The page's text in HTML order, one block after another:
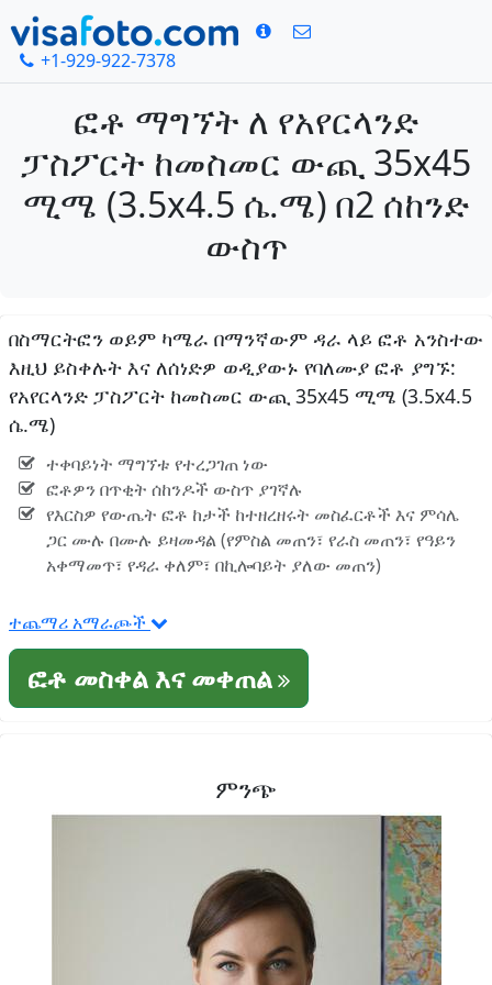
+1-929-922-7378
ፎቶ ማግኘት ለ የአየርላንድ
ፓስፖርት ከመስመር ውጪ 35x45
ሚሜ (3.5x4.5 ሴ.ሜ) በ2 ሰከንድ
ውስጥ
በስማርትፎን ወይም ካሜራ በማንኛውም ዳራ ላይ ፎቶ አንስተው
እዚህ ይስቀሉት እና ለሰነድዎ ወዲያውኑ የባለሙያ ፎቶ ያግኙ:
የአየርላንድ ፓስፖርት ከመስመር ውጪ 35x45 ሚሜ (3.5x4.5
ሴ.ሜ)
ተቀባይነት ማግኘቱ የተረጋገጠ ነው
ፎቶዎን በጥቂት ሰከንዶች ውስጥ ያገኛሉ
የእርስዎ የውጤት ፎቶ ከታች ከተዘረዘሩት መስፈርቶች እና ምሳሌ
ጋር ሙሉ በሙሉ ይዛመዳል (የምስል መጠን፣ የራስ መጠን፣ የዓይን
አቀማመጥ፣ የዳራ ቀለም፣ በኪሎባይት ያለው መጠን)
ተጨማሪ አማራጮች
ፎቶ መስቀል እና መቀጠል
ምንጭ